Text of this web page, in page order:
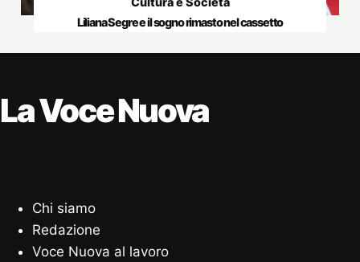
Liliana Segre e il sogno rimasto nel cassetto
La Voce Nuova
Chi siamo
Redazione
Voce Nuova al lavoro